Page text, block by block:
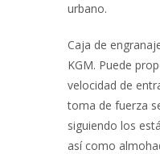
urbano.
Caja de
KGM. Puede
velocidad de
toma de fuerza
siguiendo los
así como